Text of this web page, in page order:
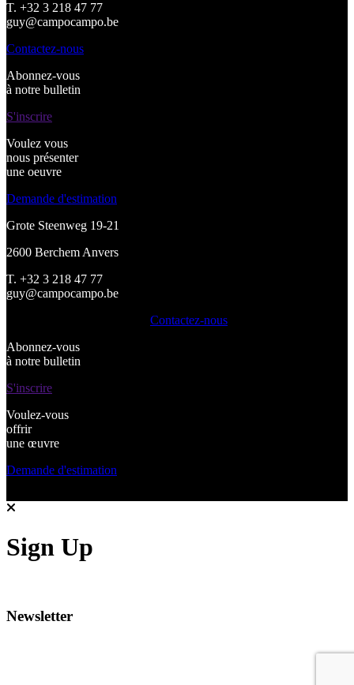
T. +32 3 218 47 77
guy@campocampo.be
Contactez-nous
Abonnez-vous
à notre bulletin
S'inscrire
Voulez vous
nous présenter
une oeuvre
Demande d'estimation
Grote Steenweg 19-21
2600 Berchem Anvers
T. +32 3 218 47 77
guy@campocampo.be
Contactez-nous
Abonnez-vous
à notre bulletin
S'inscrire
Voulez-vous
offrir
une œuvre
Demande d'estimation
Sign Up
Newsletter